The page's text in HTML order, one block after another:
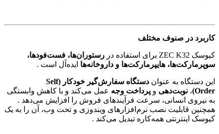
کاربرد در صنوف مختلف
کیوسک ZEC K32 برای استفاده در
رستوران‌ها، فست‌فودها،
سوپرمارکت‌ها، هایپرمارکت‌ها و داروخانه‌ها ایده‌آل است .
این دستگاه به عنوان دستگاه سفارش‌گیر خودکار
(Self
Order) ، نوبت‌دهی و پرداخت وجه عمل می‌کند و با کاهش وابستگی
به نیروی انسانی، سرعت فرآیندهای فروش را افزایش می‌دهد .
همچنین قابلیت نصب نرم‌افزارهای ویندوزی و تحت وب، آن را به یک
کیوسک اینترنتی همه‌کاره تبدیل می‌کند .